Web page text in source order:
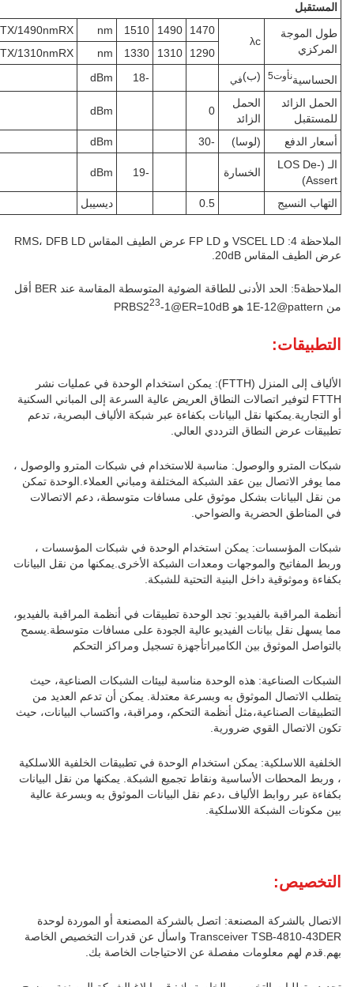
المستقبل
طول الموجة
المركزي
λc
1470
1490
1510
nm
1490nmRX
1290
1310
1330
nm
1310nmRX
الحساسيةنأوت5 (ب)في -18
dBm
الحمل الزائد
للمستقبل
الحمل
الزائد
0
dBm
أسعار الدفع (لوسا) -30
dBm
الـ (LOS De-
Assert)
الخسارة -19
dBm
التهاب النسيج 0.5 ديسيبل
الملاحظة 4: VSCEL LD و FP LD عرض الطيف المقاس RMS، DFB LD
عرض الطيف المقاس 20dB.
الملاحظة5: الحد الأدنى للطاقة الضوئية المتوسطة المقاسة عند BER أقل
من 1E-12@pattern هو PRBS2
23-1@ER=10dB
التطبيقات:
الألياف إلى المنزل (FTTH): يمكن استخدام الوحدة في عمليات نشر
FTTH لتوفير اتصالات النطاق العريض عالية السرعة إلى المباني السكنية
أو التجارية.يمكنها نقل البيانات بكفاءة عبر شبكة الألياف البصرية، تدعم
تطبيقات عرض النطاق الترددي العالي.
شبكات المترو والوصول: مناسبة للاستخدام في شبكات المترو والوصول ،
مما يوفر الاتصال بين عقد الشبكة المختلفة ومباني العملاء.الوحدة تمكن
من نقل البيانات بشكل موثوق على مسافات متوسطة، دعم الاتصالات
في المناطق الحضرية والضواحي.
شبكات المؤسسات: يمكن استخدام الوحدة في شبكات المؤسسات ،
وربط المفاتيح والموجهات ومعدات الشبكة الأخرى.يمكنها من نقل البيانات
بكفاءة وموثوقية داخل البنية التحتية للشبكة.
أنظمة المراقبة بالفيديو: تجد الوحدة تطبيقات في أنظمة المراقبة بالفيديو،
مما يسهل نقل بيانات الفيديو عالية الجودة على مسافات متوسطة.يسمح
بالتواصل الموثوق بين الكاميراتأجهزة تسجيل ومراكز التحكم
الشبكات الصناعية: هذه الوحدة مناسبة لبيئات الشبكات الصناعية، حيث
يتطلب الاتصال الموثوق به وبسرعة معتدلة. يمكن أن تدعم العديد من
التطبيقات الصناعية،مثل أنظمة التحكم، ومراقبة، واكتساب البيانات، حيث
تكون الاتصال القوي ضرورية.
الخلفية اللاسلكية: يمكن استخدام الوحدة في تطبيقات الخلفية اللاسلكية
، وربط المحطات الأساسية ونقاط تجميع الشبكة. يمكنها من نقل البيانات
بكفاءة عبر روابط الألياف ،دعم نقل البيانات الموثوق به وبسرعة عالية
بين مكونات الشبكة اللاسلكية.
التخصيص:
الاتصال بالشركة المصنعة: اتصل بالشركة المصنعة أو الموردة لوحدة
Transceiver TSB-4810-43DER واسأل عن قدرات التخصيص الخاصة
بهم.قدم لهم معلومات مفصلة عن الاحتياجات الخاصة بك.